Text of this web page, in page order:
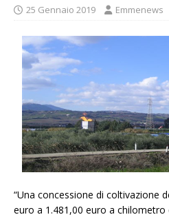
25 Gennaio 2019 Emmenews
“Una concessione di coltivazione
euro a 1.481,00 euro a